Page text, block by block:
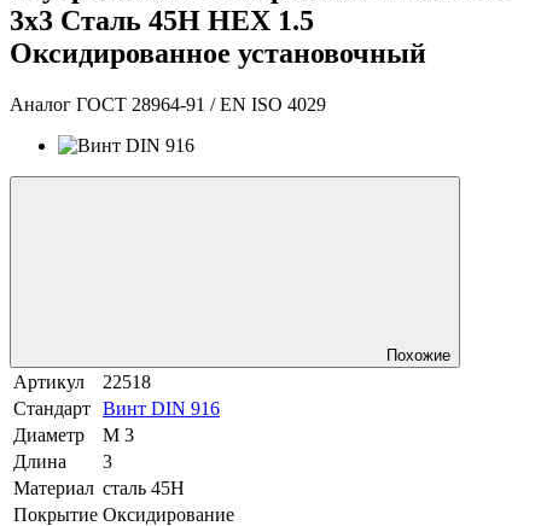
3х3 Сталь 45Н HEX 1.5
Оксидированное установочный
Аналог ГОСТ 28964-91 / EN ISO 4029
Похожие
Артикул
22518
Стандарт Винт DIN 916
Диаметр
М 3
Длина
3
Материал сталь 45Н
Покрытие Оксидирование